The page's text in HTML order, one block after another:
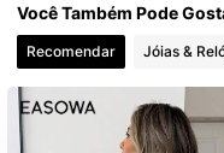
4,91 876K
Você Também Pode
Recomendar Jóias &